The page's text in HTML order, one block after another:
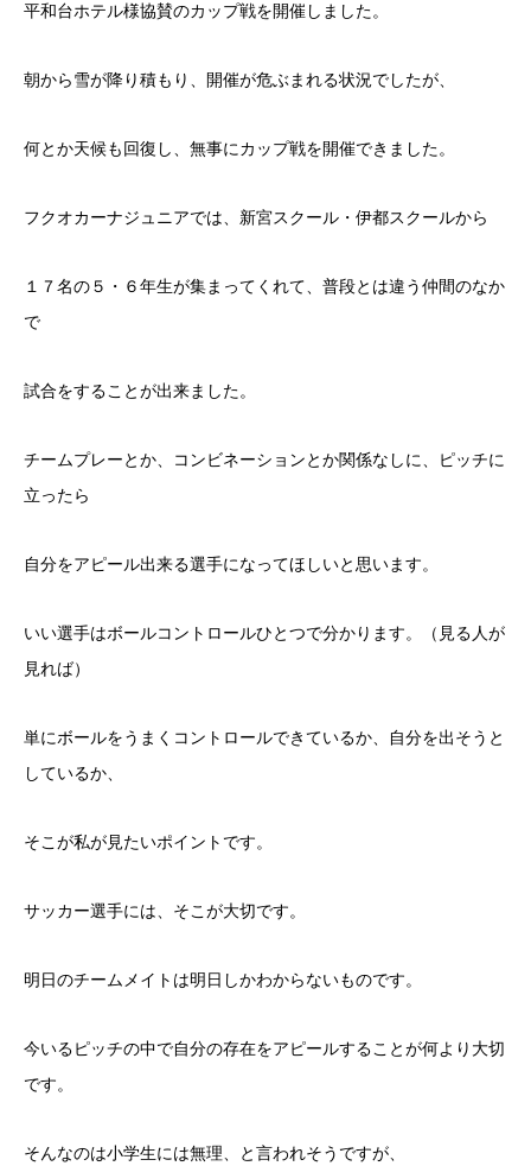
平和台ホテル様協賛のカップ戦を開催しました。
朝から雪が降り積もり、開催が危ぶまれる状況でしたが、
何とか天候も回復し、無事にカップ戦を開催できました。
フクオカーナジュニアでは、新宮スクール・伊都スクールから
１７名の５・６年生が集まってくれて、普段とは違う仲間のなか
で
試合をすることが出来ました。
チームプレーとか、コンビネーションとか関係なしに、ピッチに
立ったら
自分をアピール出来る選手になってほしいと思います。
いい選手はボールコントロールひとつで分かります。（見る人が
見れば）
単にボールをうまくコントロールできているか、自分を出そうと
しているか、
そこが私が見たいポイントです。
サッカー選手には、そこが大切です。
明日のチームメイトは明日しかわからないものです。
今いるピッチの中で自分の存在をアピールすることが何より大切
です。
そんなのは小学生には無理、と言われそうですが、